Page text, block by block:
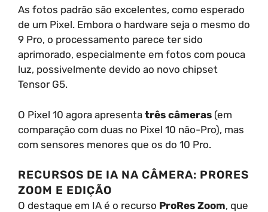
As fotos padrão são excelentes, como esperado
de um Pixel. Embora o hardware seja o mesmo do
9 Pro, o processamento parece ter sido
aprimorado, especialmente em fotos com pouca
luz, possivelmente devido ao novo chipset
Tensor G5.
O Pixel 10 agora apresenta três câmeras (em
comparação com duas no Pixel 10 não-Pro), mas
com sensores menores que os do 10 Pro.
RECURSOS DE IA NA CÂMERA: PRORES
ZOOM E EDIÇÃO
O destaque em IA é o recurso ProRes Zoom, que